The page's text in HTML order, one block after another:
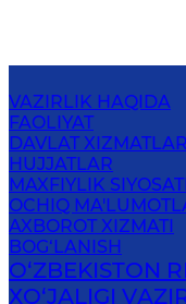
VAZIRLIK HAQIDA
FAOLIYAT
DAVLAT XIZMATLARI
HUJJATLAR
MAXFIYLIK SIYOSATI
OCHIQ
AXBOROT XIZMATI
BOG‘LANISH
O‘ZBEKISTON
ХO‘JАLIGI